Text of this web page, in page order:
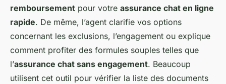
remboursement pour votre assurance chat en ligne
rapide. De même, l’agent clarifie vos options
concernant les exclusions, l’engagement ou explique
comment profiter des formules souples telles que
l’assurance chat sans engagement. Beaucoup
utilisent cet outil pour vérifier la liste des documents